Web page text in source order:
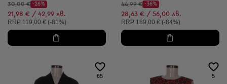
Начална цена:
30,00 €
Discount Price:
-26%
Намалена цена:
21,98 € / 42,99 лв.
Препоръчителна цена:
RRP 119,00 € (-81%)
Начална цена:
44,99 €
Discount Price:
-36%
Намалена цена:
28,63 € / 56,00 лв.
Препоръчителна цена:
RRP 189,00 € (-84%)
65 5